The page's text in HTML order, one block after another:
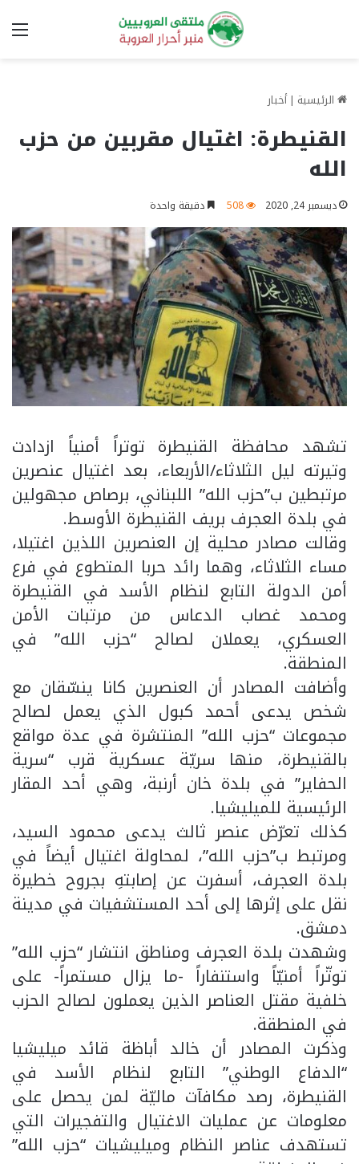
الرئيسية | أخبار
القنيطرة: اغتيال مقربين من حزب
الله
ديسمبر 24, 2020 508 دقيقة واحدة
تشهد محافظة القنيطرة توتراً أمنياً ازدادت
وتيرته ليل الثلاثاء/الأربعاء، بعد اغتيال عنصرين
مرتبطين ب”حزب الله” اللبناني، برصاص مجهولين
في بلدة العجرف بريف القنيطرة الأوسط.
وقالت مصادر محلية إن العنصرين اللذين اغتيلا،
مساء الثلاثاء، وهما رائد حربا المتطوع في فرع
أمن الدولة التابع لنظام الأسد في القنيطرة
ومحمد غصاب الدعاس من مرتبات الأمن
العسكري، يعملان لصالح “حزب الله” في
المنطقة.
وأضافت المصادر أن العنصرين كانا ينسّقان مع
شخص يدعى أحمد كبول الذي يعمل لصالح
مجموعات “حزب الله” المنتشرة في عدة مواقع
بالقنيطرة، منها سريّة عسكرية قرب “سرية
الحفاير” في بلدة خان أرنبة، وهي أحد المقار
الرئيسية للميليشيا.
كذلك تعرّض عنصر ثالث يدعى محمود السيد،
ومرتبط ب”حزب الله”، لمحاولة اغتيال أيضاً في
بلدة العجرف، أسفرت عن إصابتهِ بجروح خطيرة
نقل على إثرها إلى أحد المستشفيات في مدينة
دمشق.
وشهدت بلدة العجرف ومناطق انتشار “حزب الله”
توتّراً أمنيّاً واستنفاراً -ما يزال مستمراً- على
خلفية مقتل العناصر الذين يعملون لصالح الحزب
في المنطقة.
وذكرت المصادر أن خالد أباظة قائد ميليشيا
“الدفاع الوطني” التابع لنظام الأسد في
القنيطرة، رصد مكافآت ماليّة لمن يحصل على
معلومات عن عمليات الاغتيال والتفجيرات التي
تستهدف عناصر النظام وميليشيات “حزب الله”